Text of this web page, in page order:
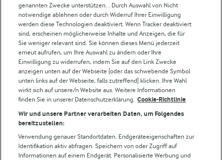
Weitere Arla Websites
Castello
Lurpak
Arla Pro
Für unsere Landwirt:innen
Folge uns!
genannten Zwecke unterstützen. . Durch Auswahl von Nicht
notwendige ablehnen oder durch Widerruf Ihrer Einwilligung
werden diese Technologien deaktiviert. Wenn Tracker deaktiviert
sind, erscheinen möglicherweise Inhalte und Anzeigen, die für
Sie weniger relevant sind. Sie können dieses Menü jederzeit
erneut aufrufen, um Ihre Auswahl zu ändern oder Ihre
Einwilligung zu widerrufen, indem Sie auf den Link Zwecke
anzeigen unten auf der Webseite [oder das schwebende Symbol
unten links auf der Webseite, falls zutreffend] klicken. Ihre Wahl
wirkt sich auf unsere/n Website aus. Weitere Informationen
finden Sie in unserer Datenschutzerklärung. Cookie-Richtlinie
Wir und unsere Partner verarbeiten Daten, um Folgendes
bereitzustellen:
Verwendung genauer Standortdaten. Endgeräteeigenschaften zur
Identifikation aktiv abfragen. Speichern von oder Zugriff auf
Informationen auf einem Endgerät. Personalisierte Werbung und